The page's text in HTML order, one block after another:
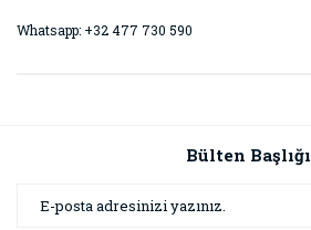
Whatsapp: +32 477 730 590
Bülten Başlığı